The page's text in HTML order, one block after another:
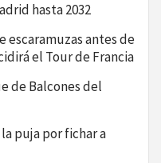
hasta 2032
escaramuzas antes de
el Tour de Francia
de Balcones del
puja por fichar a